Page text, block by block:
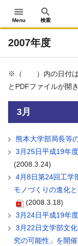
menu
Menu
search
検索
2007年度
※（ ）内の日付は
とPDFファイルが開き
3月
熊本大学部局長等
3月25日平成19年
(2008.3.24)
4月8日第24回工学
モノづくりの進化
(2008.3.18)
3月24日平成19年
3月22日文学部文
究の可能性」を開催